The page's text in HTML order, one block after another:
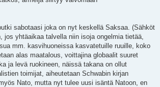
sabotaasi joka on nyt keskellä Saksaa. (Sähköt
jos yhtäaikaa talvella niin isoja ongelmia tietää,
mm. kasvihuoneissa kasvatetuille ruuille, koko
alas maatalous, voittajina globaalit suuret
ja levä ruokineen, näissä takana on ollut
toimijat, aiheutetaan Schwabin kirjan
Nato, mutta nyt tulee uusi isäntä Natoon, en